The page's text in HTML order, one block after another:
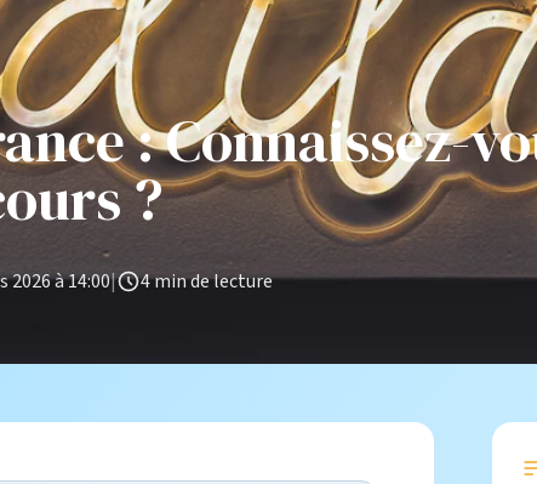
: Connaissez-
?
2026 à 14:00| 4 min de lecture